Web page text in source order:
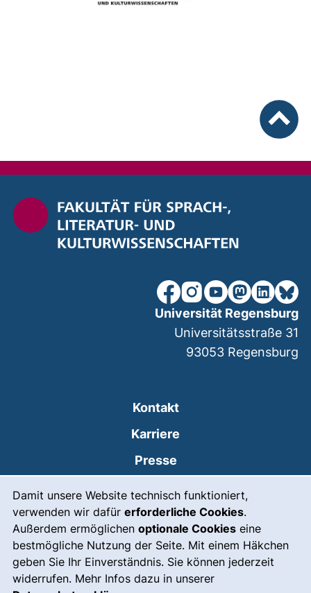
Damit unsere Website technisch funktioniert,
verwenden wir dafür erforderliche Cookies.
Außerdem ermöglichen optionale Cookies eine
bestmögliche Nutzung der Seite. Mit einem Häkchen
geben Sie Ihr Einverständnis. Sie können jederzeit
widerrufen. Mehr Infos dazu in unserer
unsere Facebook-Seite
unsere Instagram-
unsere YouTube-
unsereunsere
Kontakt
Karriere
Presse
Leichte Sprache
Gebärdensprache
Notfall(externer Link, öffnet
Universität Regensburg
Universitätsstraße 31
93053 Regensburg